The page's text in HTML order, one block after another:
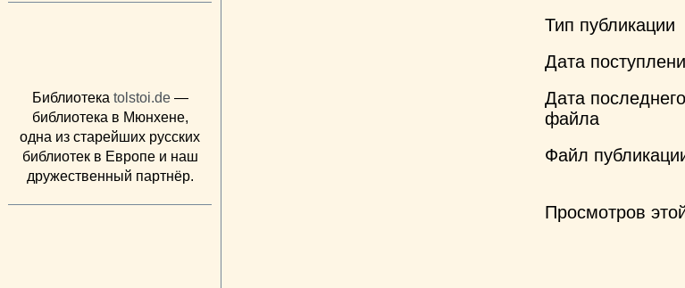
Библиотека tolstoi.de—
библиотека в Мюнхене,
одна из старейших русских
библиотек в Европе и наш
дружественный партнёр.
Тип публикации
Дата
Дата
файла
Файл
Просмотров